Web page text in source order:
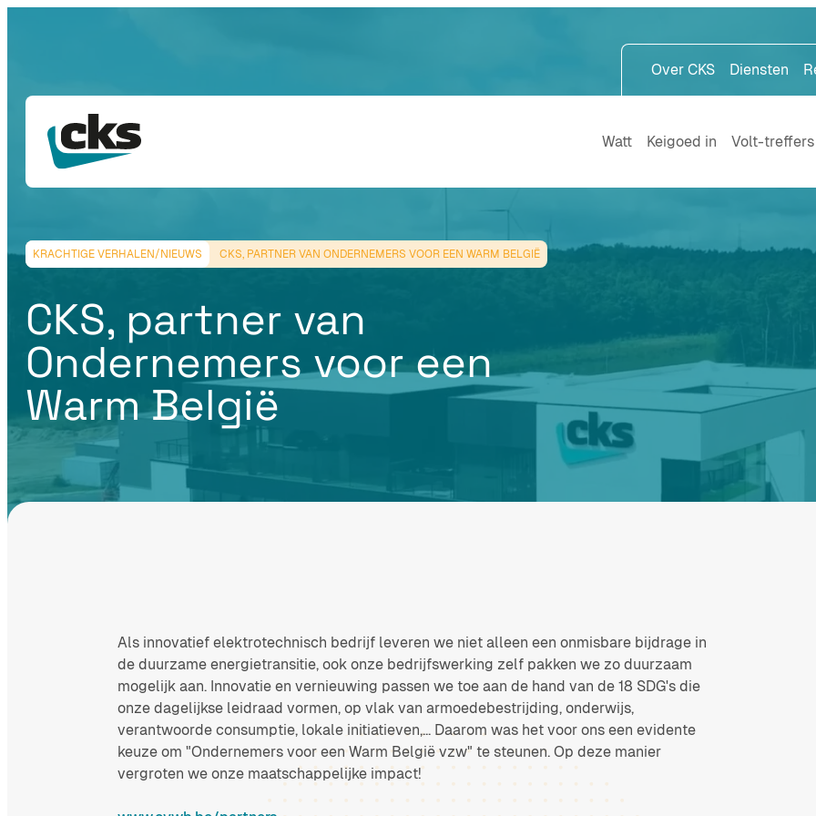
Over CKS Diensten
Watt Keigoed in Volt-treffers
KRACHTIGE VERHALEN/NIEUWS CKS, PARTNER VAN ONDERNEMERS VOOR EEN WARM BELGIË
CKS, partner van
Ondernemers voor een
Warm België
Als innovatief elektrotechnisch bedrijf leveren we niet alleen een onmisbare bijdrage in
de duurzame energietransitie, ook onze bedrijfswerking zelf pakken we zo duurzaam
mogelijk aan. Innovatie en vernieuwing passen we toe aan de hand van de 18 SDG's die
onze dagelijkse leidraad vormen, op vlak van armoedebestrijding, onderwijs,
verantwoorde consumptie, lokale initiatieven,... Daarom was het voor ons een evidente
keuze om "Ondernemers voor een Warm België vzw" te steunen. Op deze manier
vergroten we onze maatschappelijke impact!